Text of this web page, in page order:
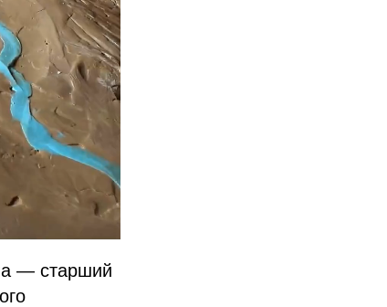
— старший